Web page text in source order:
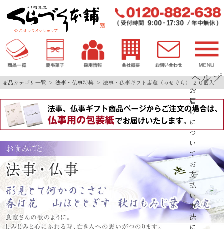
ヘルプ
お
届
け
に
つ
い
て
お
支
払
い
方
法
に
商品カテゴリ一覧 法事・仏事特集 法事・仏事ギフト店蔵（みせぐら） ２０個入